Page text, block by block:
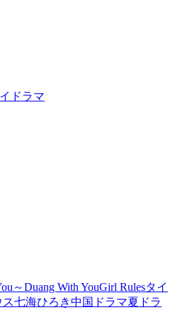
ドラマ
～Duang With YouGirl Rulesタイ
七海ひろき中国ドラマ夏ドラ